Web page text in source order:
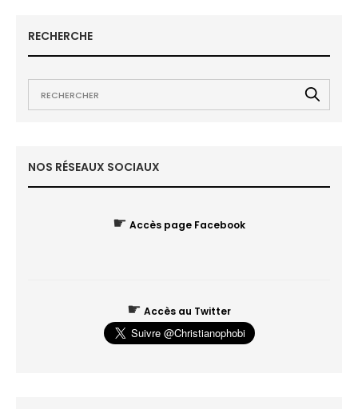
RECHERCHE
NOS RÉSEAUX SOCIAUX
☛ Accès page Facebook
☛ Accès au Twitter